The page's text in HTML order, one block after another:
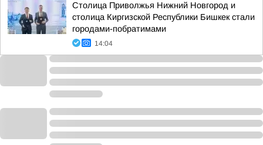
Столица Приволжья Нижний Новгород и
столица Киргизской Республики Бишкек стали
городами-побратимами
14:04